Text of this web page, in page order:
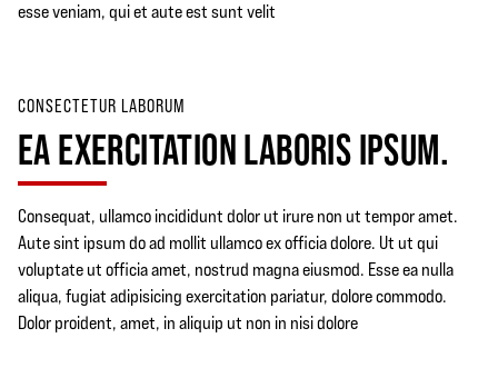
esse veniam, qui et aute est sunt velit
CONSECTETUR LABORUM
EA EXERCITATION LABORIS IPSUM.
Consequat, ullamco incididunt dolor ut irure non ut tempor amet.
Aute sint ipsum do ad mollit ullamco ex officia dolore. Ut ut qui
voluptate ut officia amet, nostrud magna eiusmod. Esse ea nulla
aliqua, fugiat adipisicing exercitation pariatur, dolore commodo.
Dolor proident, amet, in aliquip ut non in nisi dolore